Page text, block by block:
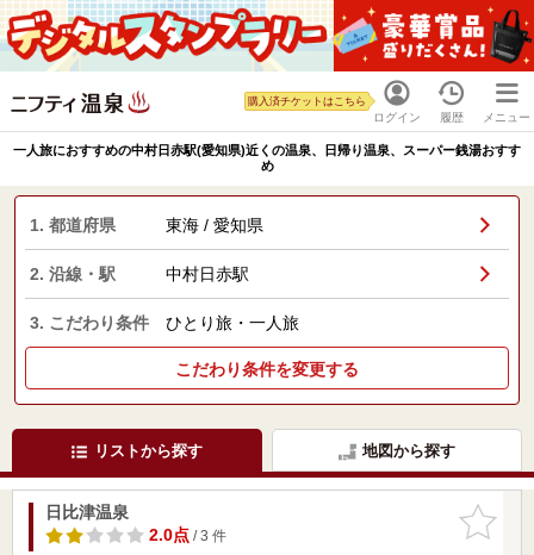
ログイン
購入済チケットはこちら
履歴 メニュー
一人旅におすすめの中村日赤駅(愛知県)近くの温泉、日帰り温泉、スーパー銭湯おすす
め
1. 都道府県 東海 / 愛知県
2. 沿線・駅 中村日赤駅
3. こだわり条件 ひとり旅・一人旅
こだわり条件を変更する
リストから探す 地図から探す
お気に入
りに追加
日比津温泉
2.0点/ 3 件